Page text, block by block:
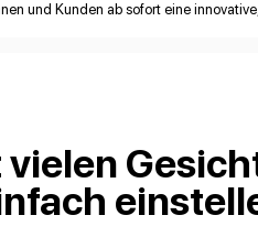
und Kunden ab sofort eine